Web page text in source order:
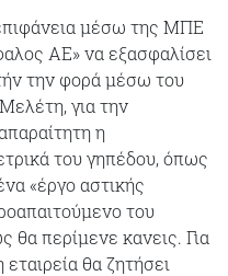
μέσω της ΜΠΕ
ΑΕ» να εξασφαλίσει
την φορά μέσω του
για την
η
του γηπέδου, όπως
«έργο αστικής
του
θα περίμενε κανεις. Για
θα ζητήσει